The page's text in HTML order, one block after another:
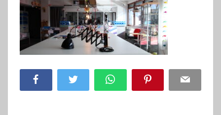
Facebook Twitter WhatsApp Pinterest Email